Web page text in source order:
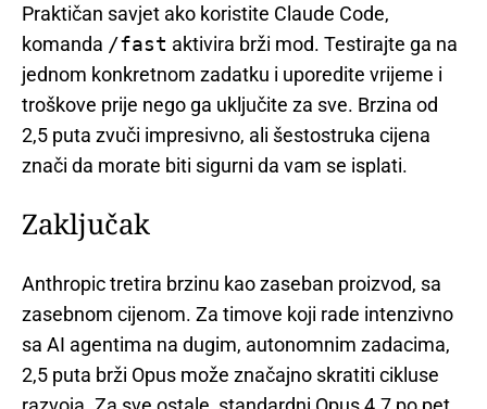
Praktičan savjet ako koristite Claude Code,
komanda /fast aktivira brži mod. Testirajte ga na
jednom konkretnom zadatku i uporedite vrijeme i
troškove prije nego ga uključite za sve. Brzina od
2,5 puta zvuči impresivno, ali šestostruka cijena
znači da morate biti sigurni da vam se isplati.
Zaključak
Anthropic tretira brzinu kao zaseban proizvod, sa
zasebnom cijenom. Za timove koji rade intenzivno
sa AI agentima na dugim, autonomnim zadacima,
2,5 puta brži Opus može značajno skratiti cikluse